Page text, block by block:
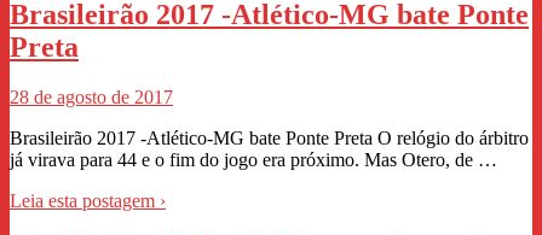
Brasileirão 2017 -Atlético-MG bate Ponte
Preta
28 de agosto de 2017
Brasileirão 2017 -Atlético-MG bate Ponte Preta O relógio do árbitro
já virava para 44 e o fim do jogo era próximo. Mas Otero, de …
Leia esta postagem ›